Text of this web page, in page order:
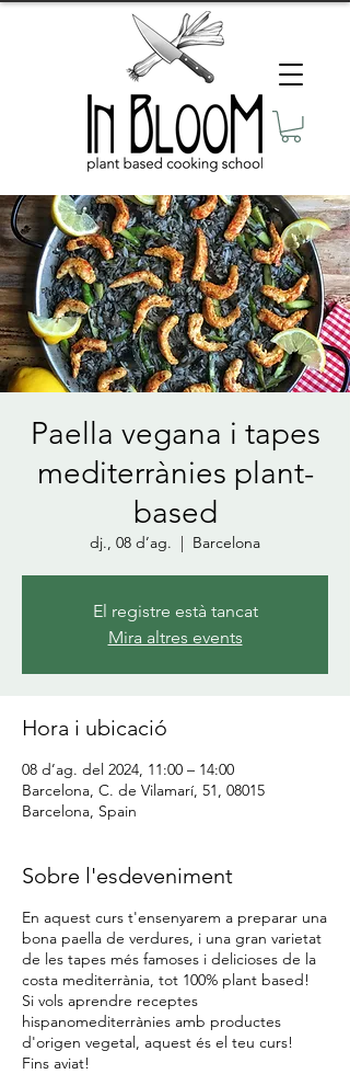
Paella vegana i tapes
mediterrànies plant-
based
dj., 08 d’ag.
  |
Barcelona
El registre està tancat
Mira altres events
Hora i ubicació
08 d’ag. del 2024, 11:00 – 14:00
Barcelona, C. de Vilamarí, 51, 08015
Barcelona, Spain
Sobre l'esdeveniment
En aquest curs t'ensenyarem a preparar una
bona paella de verdures, i una gran varietat
de les tapes més famoses i delicioses de la
costa mediterrània, tot 100% plant based!
Si vols aprendre receptes
hispanomediterrànies amb productes
d'origen vegetal, aquest és el teu curs!
Fins aviat!